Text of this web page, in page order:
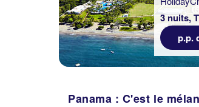
3 nuits,
p.p.
Panama : C'est le